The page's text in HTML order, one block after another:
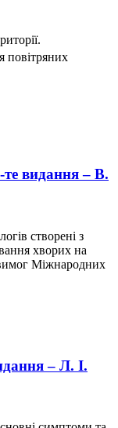
повітряних
те видання – В.
створені з
хворих на
Міжнародних
– Л. І.